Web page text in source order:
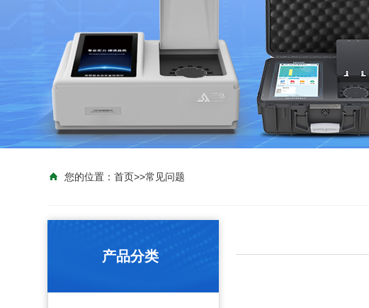
您的位置：首页>>常见问题
产品分类